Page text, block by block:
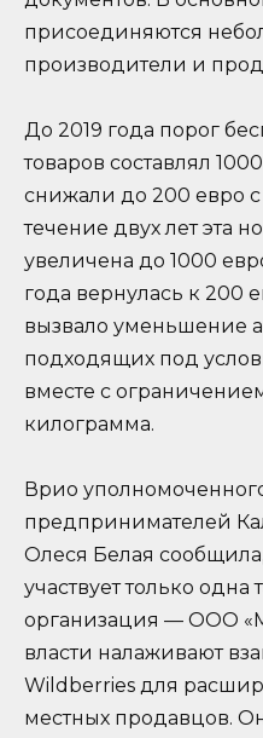
присоединяются
производители и
До 2019 года порог
товаров составлял
снижали до 200 евро
течение двух лет эта
увеличена до 1000
года вернулась к 200
вызвало уменьшение
подходящих под
вместе с
килограмма.
Врио
предпринимателей
Олеся Белая
участвует только одна
организация — ООО
власти налаживают
Wildberries для
местных продавцов.